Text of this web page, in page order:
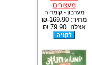
מעצורים
מערבון - קומדיה
מחיר:169.90 ₪
אצלנו: 79.90 ₪